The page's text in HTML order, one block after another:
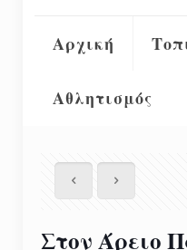
Αρχική
Αθλητισμός
Στον Άρειο